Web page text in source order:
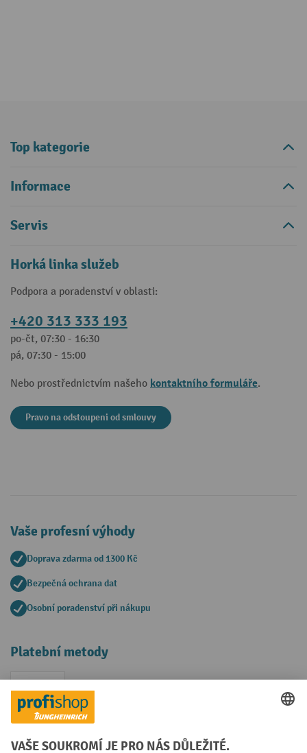
Top kategorie
Informace
Servis
Horká linka služeb
Podpora a poradenství v oblasti:
+420 313 333 193
po-čt, 07:30 - 16:30
pá, 07:30 - 15:00
Nebo prostřednictvím našeho kontaktního formuláře.
Pravo na odstoupeni od smlouvy
Vaše profesní výhody
Doprava zdarma od 1300 Kč
Bezpečná ochrana dat
Osobní poradenství při nákupu
Platební metody
Faktura
Sociální sítě